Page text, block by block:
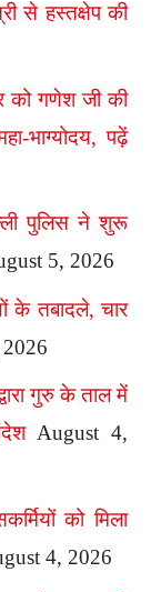
से हस्तक्षेप की
को गणेश जी की
भाग्योदय, पढ़ें
पुलिस ने शुरू
5, 2026
के तबादले, चार
गुरु के ताल में
August 4,
को मिला
4, 2026